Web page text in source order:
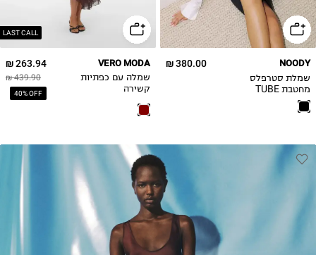
380.00 ₪ NOODY
שמלת סטרפלס
מחטבת TUBE
DRESS
LAST CALL
XL
2XL
3XL
263.94 ₪
439.90 ₪
40% OFF
VERO MODA
שמלה עם כפתיות
קשירה